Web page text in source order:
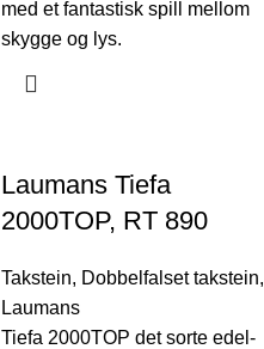
med et fantastisk spill mellom
skygge og lys.
Laumans Tiefa
2000TOP, RT 890
Takstein, Dobbelfalset takstein,
Laumans
Tiefa 2000TOP det sorte edel-